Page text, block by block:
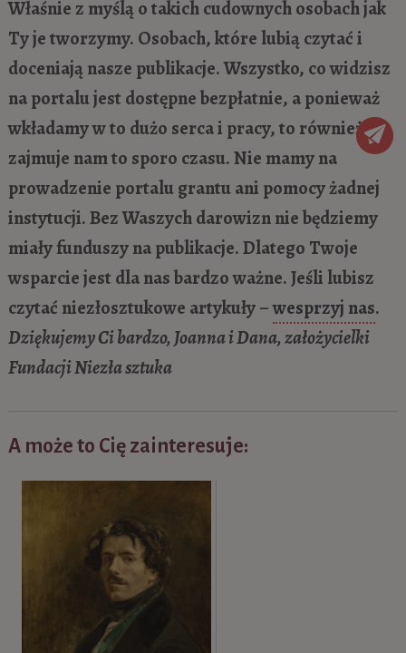
Właśnie z myślą o takich cudownych osobach jak
Ty je tworzymy. Osobach, które lubią czytać i
doceniają nasze publikacje. Wszystko, co widzisz
na portalu jest dostępne bezpłatnie, a ponieważ
wkładamy w to dużo serca i pracy, to również
zajmuje nam to sporo czasu. Nie mamy na
prowadzenie portalu grantu ani pomocy żadnej
instytucji. Bez Waszych darowizn nie będziemy
miały funduszy na publikacje. Dlatego Twoje
wsparcie jest dla nas bardzo ważne. Jeśli lubisz
czytać niezłosztukowe artykuły –wesprzyj nas.
Dziękujemy Ci bardzo, Joanna i Dana, założycielki
Fundacji Niezła sztuka
A może to Cię zainteresuje: